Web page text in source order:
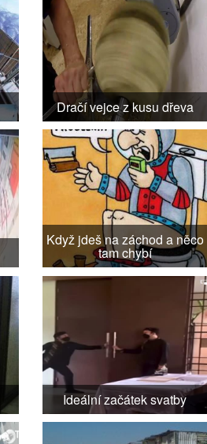
Dračí vejce z kusu dřeva
Když jdeš na záchod a něco
tam chybí
Ideální začátek svatby